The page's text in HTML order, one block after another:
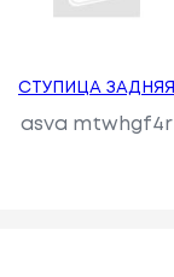
СТУПИЦА ЗАДНЯЯ
asva mtwhgf4r